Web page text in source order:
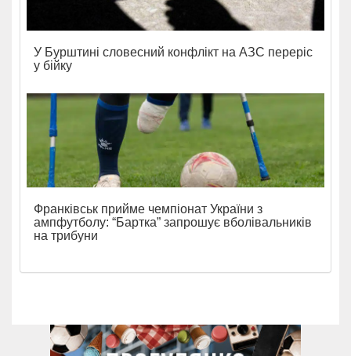
У Бурштині словесний конфлікт на АЗС переріс
у бійку
Франківськ прийме чемпіонат України з
ампфутболу: “Бартка” запрошує вболівальників
на трибуни